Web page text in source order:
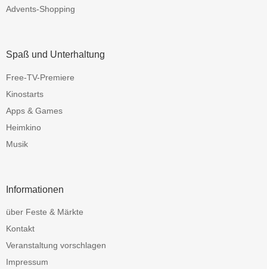
Advents-Shopping
Spaß und Unterhaltung
Free-TV-Premiere
Kinostarts
Apps & Games
Heimkino
Musik
Informationen
über Feste & Märkte
Kontakt
Veranstaltung vorschlagen
Impressum